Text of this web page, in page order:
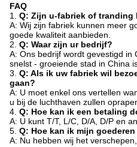
FAQ
1. Q: Zijn u-fabriek of tranding
A: Wij zijn fabriek kunnen meer
goede kwaliteit aanbieden.
2. Q: Waar zijn ur bedrijf?
A: Ons bedrijf wordt gevestigd in
snelst - groeiende stad in China
3. Q: Als ik uw fabriek wil
gaan?
A: U moet enkel ons vertellen
u bij de luchthaven zullen
4. Q: Hoe kan ik een betaling
A: U kunt T/T, L/C, D/A, D/P en
5. Q: Hoe kan ik mijn
A: Nu hebben wij het